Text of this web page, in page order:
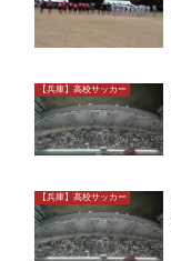
【兵庫】高校サッカー
【兵庫】高校サッカー